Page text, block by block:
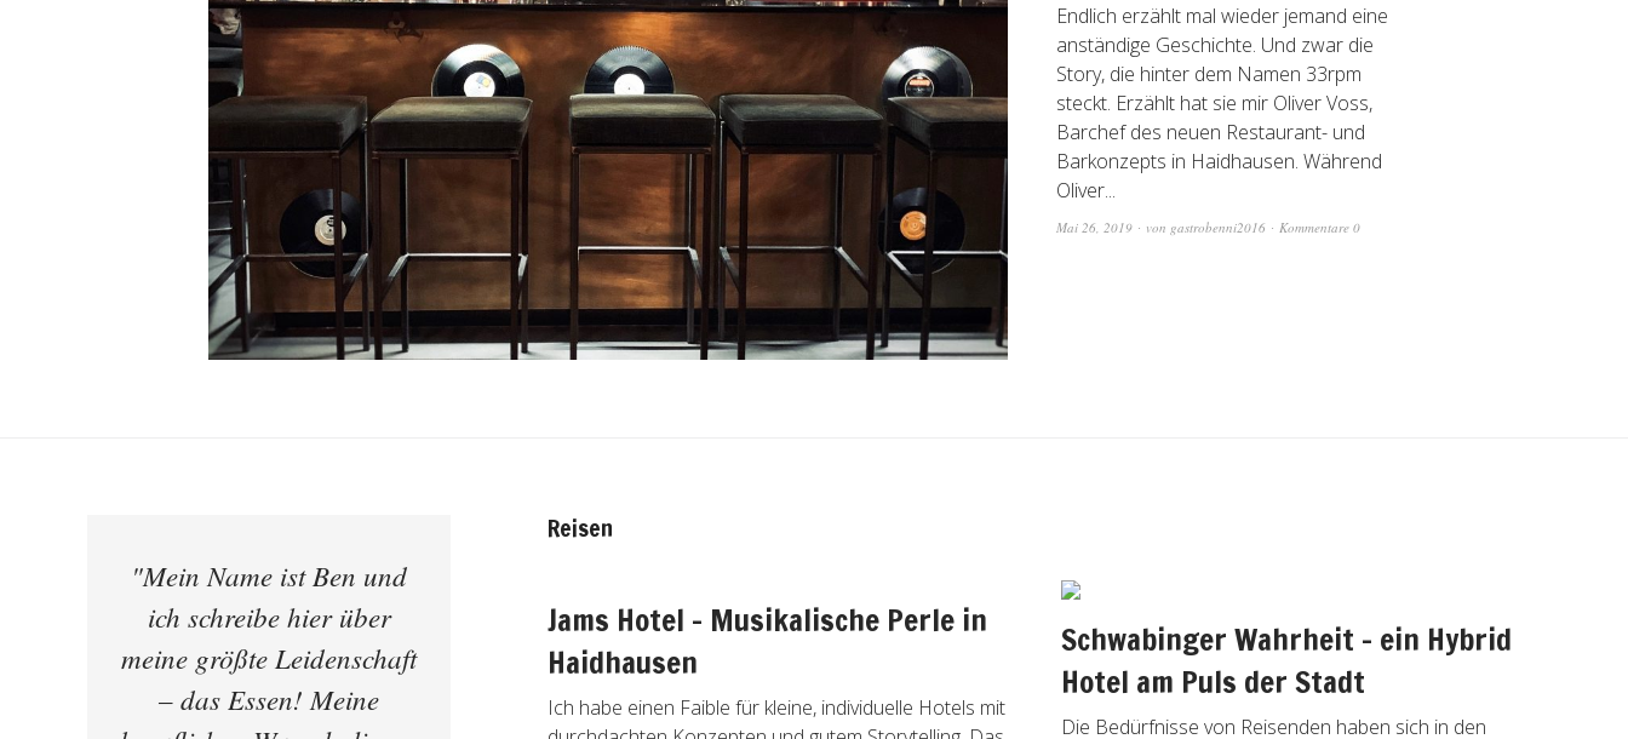
Endlich erzählt mal wieder jemand eine
anständige Geschichte. Und zwar die
Story, die hinter dem Namen 33rpm
steckt. Erzählt hat sie mir Oliver Voss,
Barchef des neuen Restaurant- und
Barkonzepts in Haidhausen. Während
Oliver...
Mai 26, 2019 von gastrobenni2016 Kommentare 0
"Mein Name ist Ben und
ich schreibe hier über
meine größte Leidenschaft
– das Essen! Meine
Reisen
Jams Hotel – Musikalische Perle in
Haidhausen
Ich habe einen Faible für kleine, individuelle Hotels mit
Schwabinger Wahrheit – ein Hybrid
Hotel am Puls der Stadt
Die Bedürfnisse von Reisenden haben sich in den